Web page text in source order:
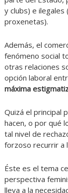
y clubs) e
proxenetas).
Además, el
fenómeno social
otras relaciones
opción laboral
máxima
Quizá el principal
hacen, o por qué
tal nivel de
forzoso recurrir a
Éste es el tema
perspectiva
lleva a la